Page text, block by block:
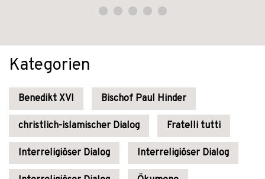
Kategorien
Benedikt XVI Bischof Paul Hinder
christlich-islamischer Dialog Fratelli tutti
Interreligiöser Dialog Interreligiöser Dialog